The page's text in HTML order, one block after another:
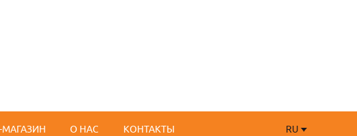
МАГАЗИН О НАС КОНТАКТЫ
RU